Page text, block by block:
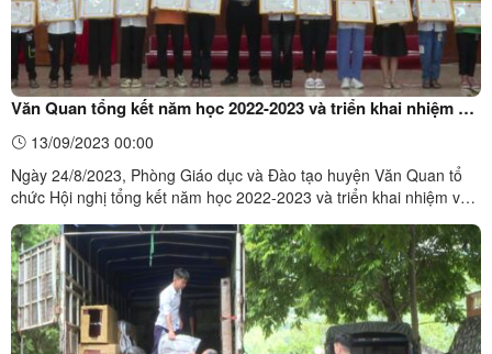
Văn Quan tổng kết năm học 2022-2023 và triển khai nhiệm vụ
trọng tâm năm học 2023-2024
13/09/2023 00:00
Ngày 24/8/2023, Phòng Giáo dục và Đào tạo huyện Văn Quan tổ
chức Hội nghị tổng kết năm học 2022-2023 và triển khai nhiệm vụ
Văn Quan tổ chức Hội nghị tổng kết năm học 2022-2023.Phòng
Giáo dục và Đào tạo huyện Văn Quan tổ chức Hội nghị tổng ...